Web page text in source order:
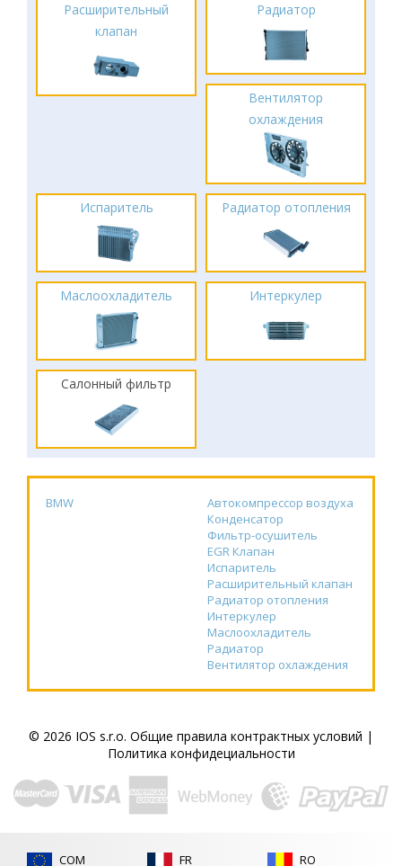
Расширительный
клапан
Радиатор
Вентилятор
охлаждения
Испаритель Радиатор отопления
Маслоохладитель Интеркулер
Салонный фильтр
BMW
Автокомпрессор воздуха
Конденсатор
Фильтр-осушитель
EGR Клапан
Испаритель
Расширительный клапан
Радиатор отопления
Интеркулер
Маслоохладитель
Радиатор
Вентилятор охлаждения
© 2026 IOS s.r.o. Общие правила контрактных условий |
Политика конфидециальности
COM FR RO